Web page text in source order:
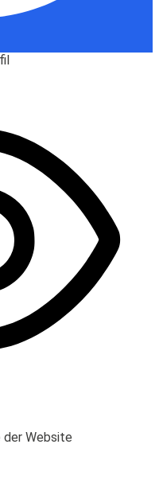
der Website